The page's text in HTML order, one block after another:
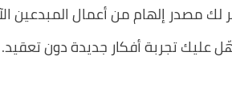
لك مصدر إلهام من أعمال المبدعين
عليك تجربة أفكار جديدة دون تعقيد.